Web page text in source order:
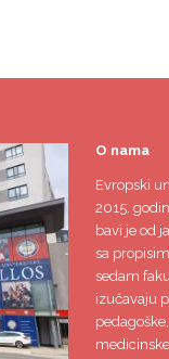
O nama
Evropski
2015.
bavi je od
sa
sedam
izučavaju